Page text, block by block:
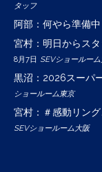
タッフ
阿部：何やら準備中
宮村：明日からス
8月7日 SEVショールー
黒沼：2026スーパ
ショールーム東京
宮村：＃感動リン
SEVショールーム大阪